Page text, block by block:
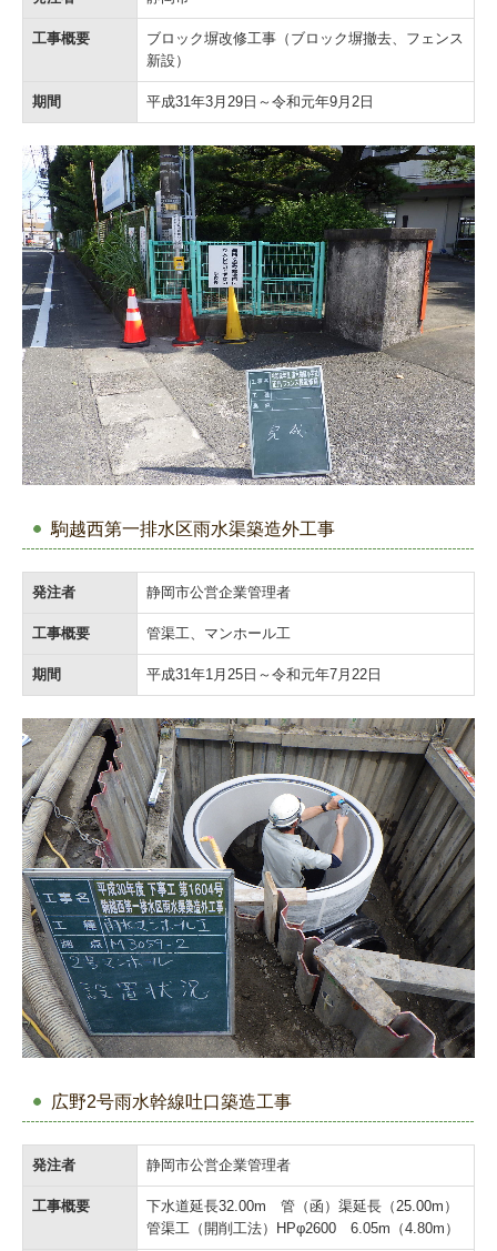
工事概要
ブロック塀改修工事（ブロック塀撤去、フェンス
新設）
期間 平成31年3月29日～令和元年9月2日
駒越西第一排水区雨水渠築造外工事
発注者 静岡市公営企業管理者
工事概要 管渠工、マンホール工
期間 平成31年1月25日～令和元年7月22日
広野2号雨水幹線吐口築造工事
発注者 静岡市公営企業管理者
工事概要
下水道延長32.00m 管（函）渠延長（25.00m）
管渠工（開削工法）HPφ2600 6.05m（4.80m）